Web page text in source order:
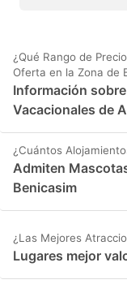
¿Qué Rango de
Oferta en la Zona de
Información
Vacacionales de
¿Cuántos
Admiten
Benicasim
¿Las Mejores
Lugares mejor